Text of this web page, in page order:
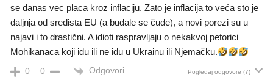
se danas vec placa kroz inflaciju. Zato je inflacija to veća sto je
daljnja od sredista EU (a budale se čude), a novi porezi su u
najavi i to drastični. A idioti raspravljaju o nekakvoj petorici
Mohikanaca koji idu ili ne idu u Ukrainu ili Njemačku.
0 0 Odgovori Pogledaj odgovore (7)